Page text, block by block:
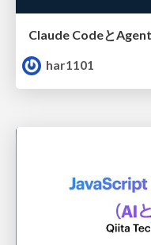
har1101